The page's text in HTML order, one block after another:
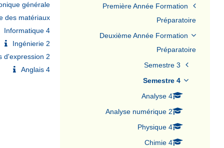
générale
des matériaux
Informatique 4
Ingénierie 2
d'expression 2
Anglais 4
Première Année Formation
Préparatoire
Deuxième Année Formation
Préparatoire
Semestre 3
Semestre 4
Analyse 4
Analyse numérique 2
Physique 4
Chimie 4